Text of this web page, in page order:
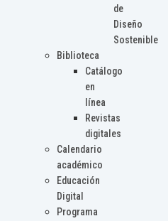
de
Diseño
Sostenible
Biblioteca
Catálogo
en
línea
Revistas
digitales
Calendario
académico
Educación
Digital
Programa